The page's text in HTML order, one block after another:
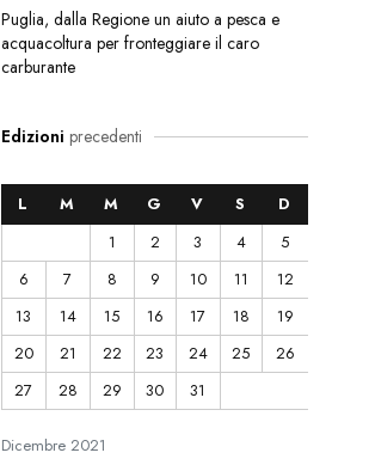
Puglia, dalla Regione un aiuto a pesca e
acquacoltura per fronteggiare il caro
carburante
Edizioni precedenti
Dicembre2021
L M M G V S
D
1
2 3 4
5
6
7 8 9 10 11
12
13
14 15 16 17 18
19
20
21 22 23 24 25
26
27
28 29 30 31